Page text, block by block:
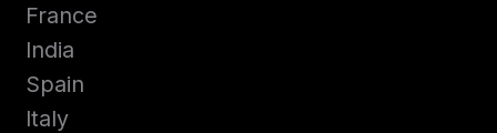
France
India
Spain
Italy